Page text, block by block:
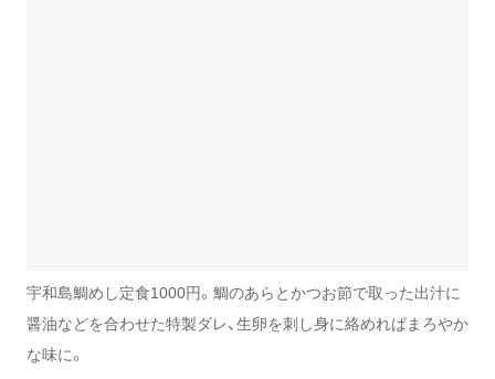
宇和島鯛めし定食1000円。鯛のあらとかつお節で取った出汁に
醤油などを合わせた特製ダレ、生卵を刺し身に絡めればまろやか
な味に。